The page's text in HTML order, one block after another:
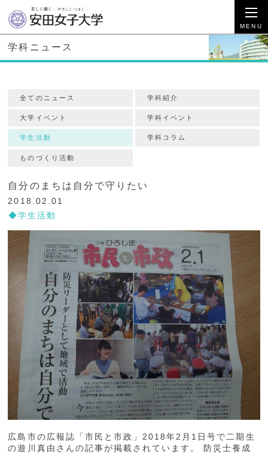
学科ニュース
全てのニュース 学科紹介
大学イベント 学科イベント
学生活動 学科コラム
ものづくり活動
自分のまちは自分で守りたい
2018.02.01
学生活動
広島市の広報誌「市民と市政」2018年2月1日号で二期生
の遊川真由さんの記事が掲載されています。 防災士養成